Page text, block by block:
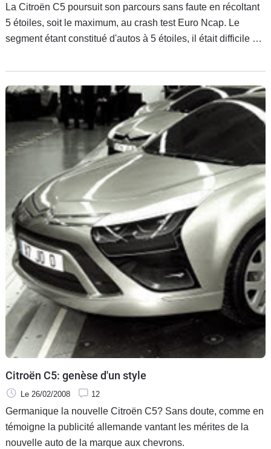
La Citroën C5 poursuit son parcours sans faute en récoltant
5 étoiles, soit le maximum, au crash test Euro Ncap. Le
segment étant constitué d'autos à 5 étoiles, il était difficile de
Citroën C5: genèse d'un style
Le 26/02/2008 12
Germanique la nouvelle Citroën C5? Sans doute, comme en
témoigne la publicité allemande vantant les mérites de la
nouvelle auto de la marque aux chevrons.